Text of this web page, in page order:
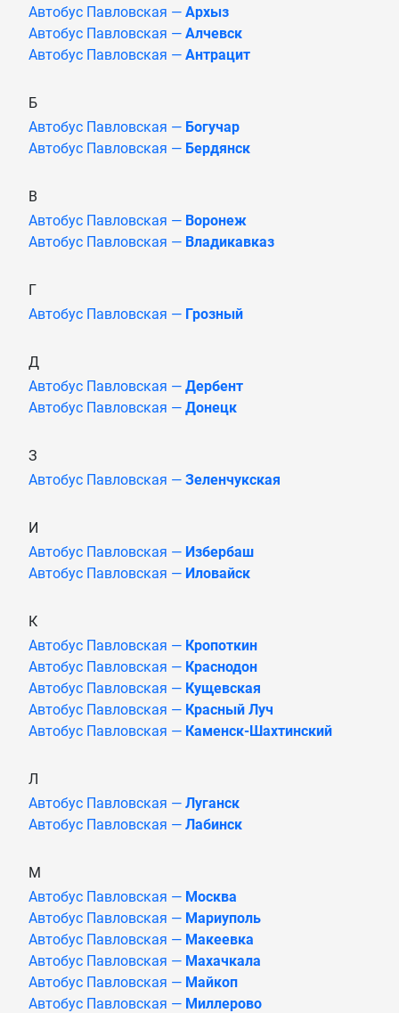
Автобус Павловская — Архыз
Автобус Павловская — Алчевск
Автобус Павловская — Антрацит
Б
Автобус Павловская — Богучар
Автобус Павловская — Бердянск
В
Автобус Павловская — Воронеж
Автобус Павловская — Владикавказ
Г
Автобус Павловская — Грозный
Д
Автобус Павловская — Дербент
Автобус Павловская — Донецк
З
Автобус Павловская — Зеленчукская
И
Автобус Павловская — Избербаш
Автобус Павловская — Иловайск
К
Автобус Павловская — Кропоткин
Автобус Павловская — Краснодон
Автобус Павловская — Кущевская
Автобус Павловская — Красный Луч
Автобус Павловская — Каменск-Шахтинский
Л
Автобус Павловская — Луганск
Автобус Павловская — Лабинск
М
Автобус Павловская — Москва
Автобус Павловская — Мариуполь
Автобус Павловская — Макеевка
Автобус Павловская — Махачкала
Автобус Павловская — Майкоп
Автобус Павловская — Миллерово